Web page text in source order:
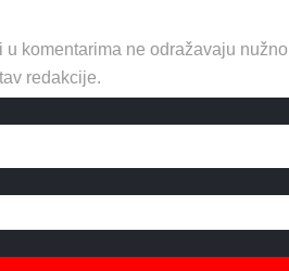
u komentarima ne odražavaju nužno
redakcije.